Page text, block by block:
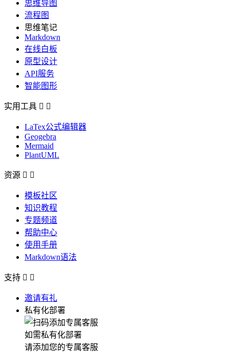
思维导图
流程图
思维笔记
Markdown
在线白板
原型设计
API服务
智能图形
实用工具  
LaTex公式编辑器
Geogebra
Mermaid
PlantUML
资源  
模板社区
知识教程
专题频道
帮助中心
使用手册
Markdown语法
支持  
邀请有礼
私有化部署
如需私有化部署
请添加您的专属客服